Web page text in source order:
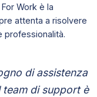
Work è la
attenta a risolvere
professionalità.
di assistenza
di support è